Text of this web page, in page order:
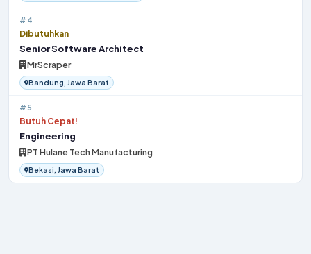
#4
Dibutuhkan
Senior Software Architect
MrScraper
Bandung, Jawa Barat
#5
Butuh Cepat!
Engineering
PT Hulane Tech Manufacturing
Bekasi, Jawa Barat